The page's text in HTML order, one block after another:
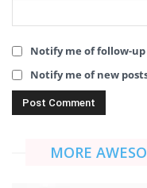
Notify me of follow-
Notify me of new
MORE